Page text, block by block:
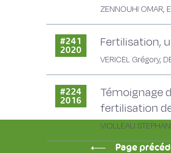
ZENNOUHI OMAR,
#241
2020 Fertilisation,
VERICEL Grégory,
#224
2016
Témoignage
fertilisation
VIOLLEAU
Page